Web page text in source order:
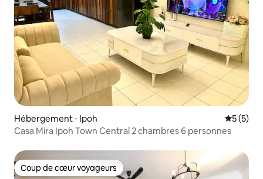
Hébergement ⋅ Ipoh
5 (5)
Casa Mira Ipoh Town Central 2 chambres 6 personnes
Coup de cœur voyageurs
Coup de cœur voyageurs